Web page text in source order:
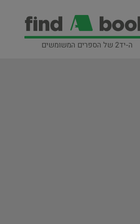
ה-יד2 של הספרים המשומשים